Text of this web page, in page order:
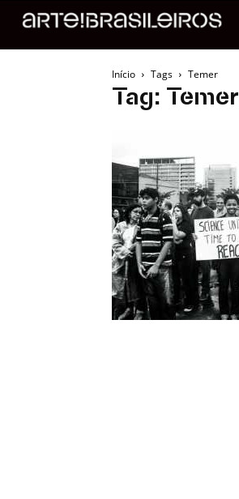
Início Tags Temer
Tag: Temer